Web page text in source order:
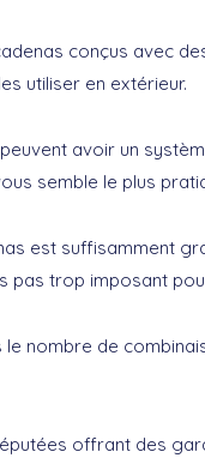
conçus avec
utiliser en extérieur.
avoir un
semble le plus
est suffisamment
pas trop imposant
le nombre de
offrant des